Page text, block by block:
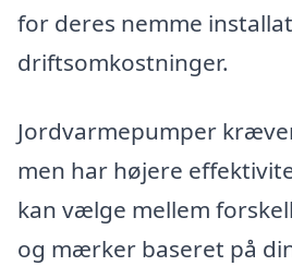
for deres nemme
driftsomkostninger.
Jordvarmepumper
men har højere
kan vælge mellem
og mærker baseret på